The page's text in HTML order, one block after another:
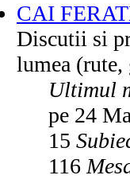
CAI
Discutii si
lumea (rute,
Ultimul
pe 24
15
116